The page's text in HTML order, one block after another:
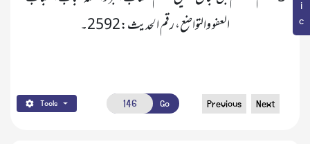
العفو والتواضع، رقم الحدیث:2592۔
Tools Go Previous Next